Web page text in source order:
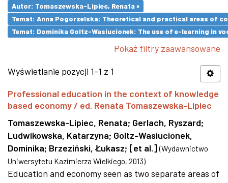
Autor: Tomaszewska-Lipiec, Renata ×
Temat: Anna Pogorzelska: Theoretical and practical areas of
Temat: Dominika Goltz-Wasiucionek: The use of e-learning in
Pokaż filtry zaawansowane
Wyświetlanie pozycji 1-1 z 1
Professional education in the context of knowledge
based economy / ed. Renata Tomaszewska-Lipiec
Tomaszewska-Lipiec, Renata; Gerlach, Ryszard;
Ludwikowska, Katarzyna; Goltz-Wasiucionek,
Dominika; Brzeziński, Łukasz; [et al.] (Wydawnictwo
Uniwersytetu Kazimierza Wielkiego, 2013)
Education and economy seen as two separate areas of